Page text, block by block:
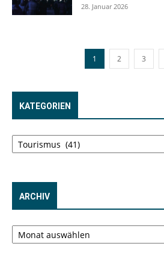
28. Januar 2026
1 2 3
KATEGORIEN
Kategorien
ARCHIV
Archiv